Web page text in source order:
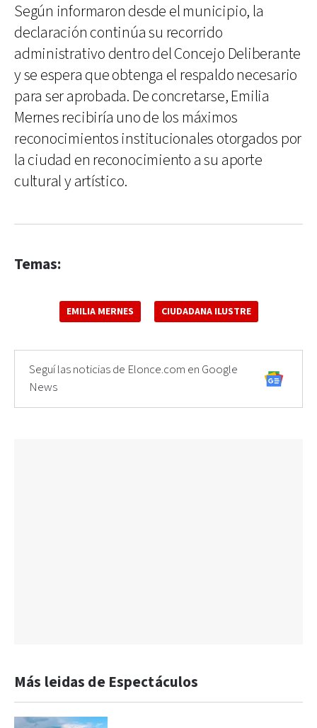
Según informaron desde el municipio, la
declaración continúa su recorrido
administrativo dentro del Concejo Deliberante
y se espera que obtenga el respaldo necesario
para ser aprobada. De concretarse, Emilia
Mernes recibiría uno de los máximos
reconocimientos institucionales otorgados por
la ciudad en reconocimiento a su aporte
cultural y artístico.
Temas:
EMILIA MERNES CIUDADANA ILUSTRE
Seguí las noticias de Elonce.com en Google
News
Más leidas de Espectáculos